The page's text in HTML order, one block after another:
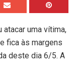
uma vítima,
fica às margens
deste dia 6/5. A